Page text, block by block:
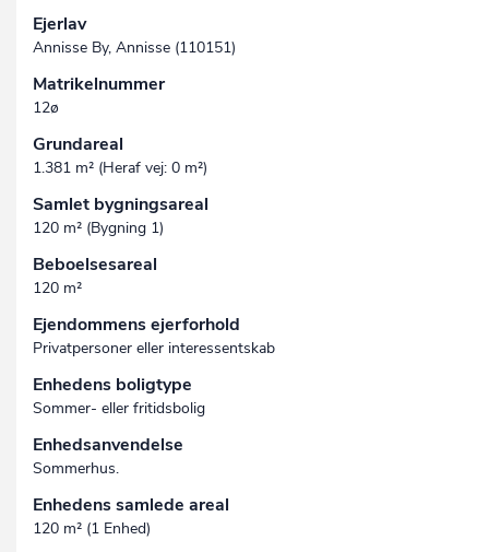
Ejerlav
Annisse By, Annisse (110151)
Matrikelnummer
12ø
Grundareal
1.381 m² (Heraf vej: 0 m²)
Samlet bygningsareal
120 m² (Bygning 1)
Beboelsesareal
120 m²
Ejendommens ejerforhold
Privatpersoner eller interessentskab
Enhedens boligtype
Sommer- eller fritidsbolig
Enhedsanvendelse
Sommerhus.
Enhedens samlede areal
120 m² (1 Enhed)